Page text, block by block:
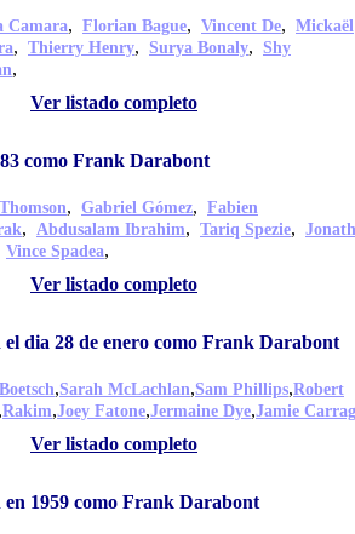
Camara, Florian Bague, Vincent De, Mickaël
, Thierry Henry, Surya Bonaly, Shy
,
Ver listado completo
como Frank Darabont
, Gabriel Gómez, Fabien
, Abdusalam Ibrahim, Tariq Spezie,
Vince Spadea,
Ver listado completo
el dia 28 de enero como Frank Darabont
,Sarah McLachlan,Sam Phillips,Robert
,Rakim,Joey Fatone,Jermaine Dye,Jamie
Ver listado completo
en 1959 como Frank Darabont